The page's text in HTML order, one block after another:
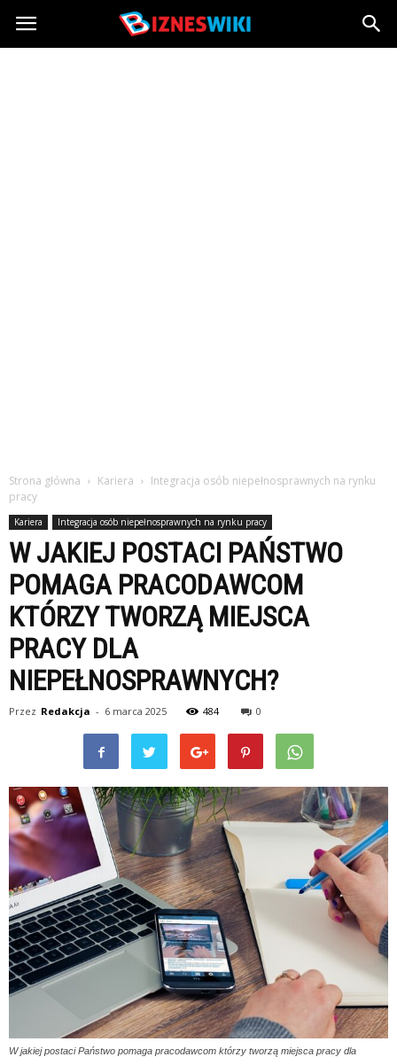
Bizneswiki.pl
Strona główna Kariera
Integracja osób niepełnosprawnych na rynku
pracy
Kariera Integracja osób niepełnosprawnych na rynku pracy
W JAKIEJ POSTACI PAŃSTWO
POMAGA PRACODAWCOM
KTÓRZY TWORZĄ MIEJSCA
PRACY DLA
NIEPEŁNOSPRAWNYCH?
Przez Redakcja - 6 marca 2025 484 0
W jakiej postaci Państwo pomaga pracodawcom którzy tworzą miejsca pracy dla